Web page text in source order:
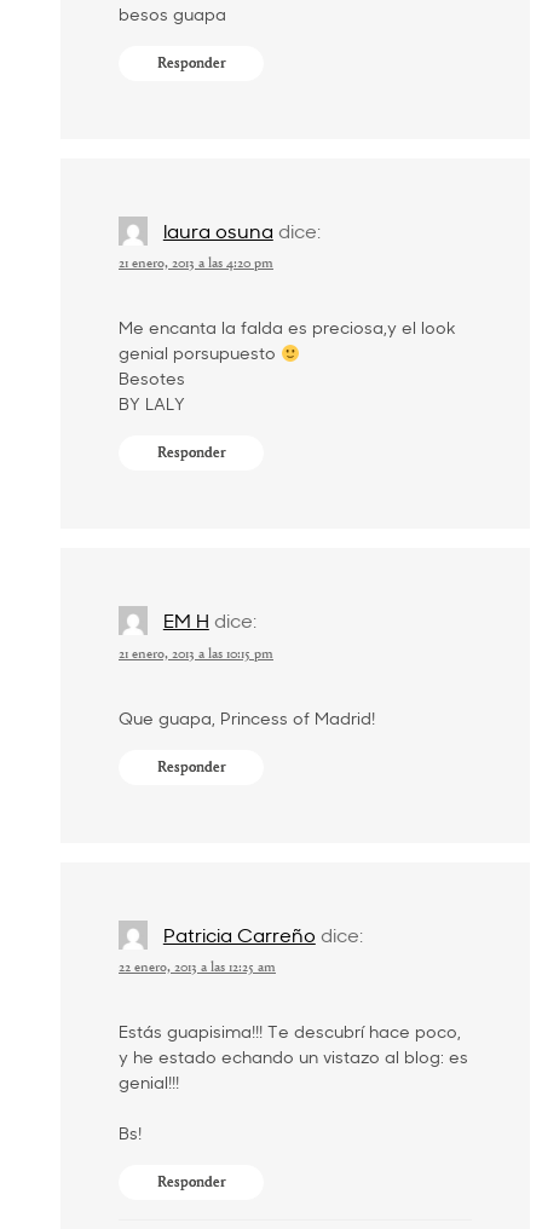
besos guapa
Responder
laura osuna dice:
21 enero, 2013 a las 4:20 pm
Me encanta la falda es preciosa,y el look
genial porsupuesto
Besotes
BY LALY
Responder
EM H dice:
21 enero, 2013 a las 10:15 pm
Que guapa, Princess of Madrid!
Responder
Patricia Carreño dice:
22 enero, 2013 a las 12:25 am
Estás guapisima!!! Te descubrí hace poco,
y he estado echando un vistazo al blog: es
genial!!!
Bs!
Responder